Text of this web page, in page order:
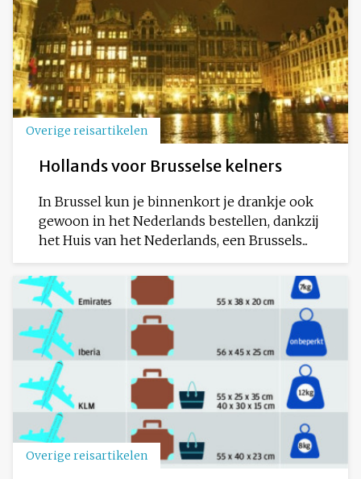
Overige reisartikelen
Hollands voor Brusselse kelners
In Brussel kun je binnenkort je drankje ook
gewoon in het Nederlands bestellen, dankzij
het Huis van het Nederlands, een Brussels...
Overige reisartikelen